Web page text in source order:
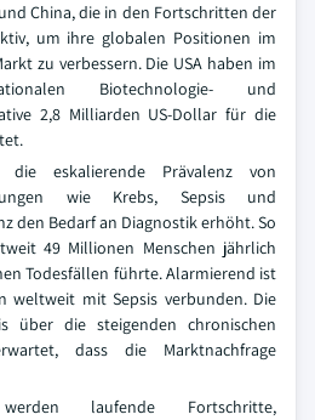
China, die in den Fortschritten der
um ihre globalen Positionen im
zu verbessern. Die USA haben im
Biotechnologie- und
2,8 Milliarden US-Dollar für die
eskalierende Prävalenz von
wie Krebs, Sepsis und
den Bedarf an Diagnostik erhöht. So
49 Millionen Menschen jährlich
Todesfällen führte. Alarmierend ist
weltweit mit Sepsis verbunden. Die
über die steigenden chronischen
dass die Marktnachfrage
laufende Fortschritte,